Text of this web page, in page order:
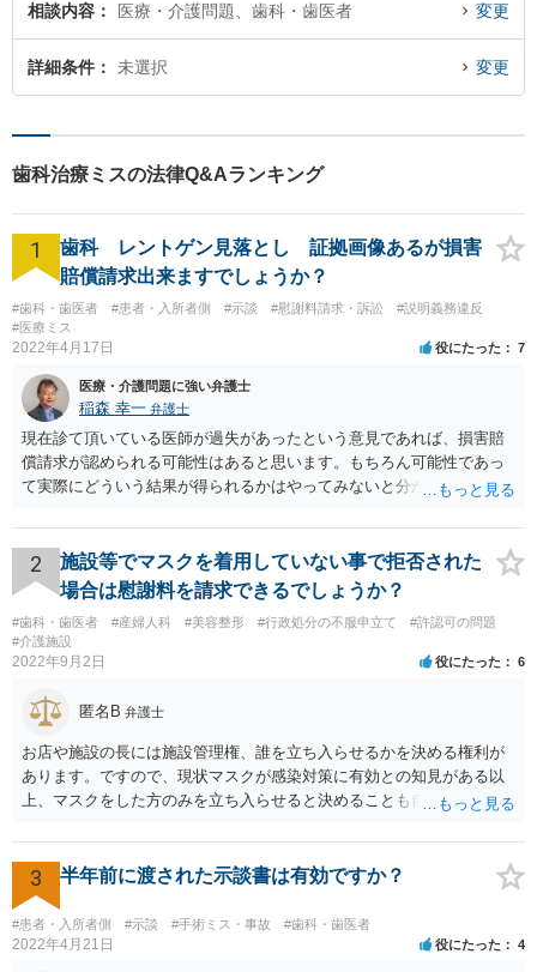
相談内容 医療・介護問題、歯科・歯医者 変更
詳細条件 未選択 変更
歯科治療ミスの法律Q&Aランキング
1
歯科 レントゲン見落とし 証拠画像あるが損害
賠償請求出来ますでしょうか？
#歯科・歯医者 #患者・入所者側 #示談 #慰謝料請求・訴訟
#説明義務違反
#医療ミス
2022年4月17日 役にたった 7
医療・介護問題に強い弁護士
稲森 幸一 弁護士
現在診て頂いている医師が過失があったという意見であれば、損害賠
償請求が認められる可能性はあると思います。もちろん可能性であっ
て実際にどういう結果が得られるかはやってみないと分かりません
療費や精神的苦痛を受けた分の慰謝料や仕事に影響があれば休業損害
などが考えられます。 頑張ってください。
2
施設等でマスクを着用していない事で拒否された
場合は慰謝料を請求できるでしょうか？
#歯科・歯医者 #産婦人科 #美容整形 #行政処分の不服申立て
#許認可の問題
#介護施設
2022年9月2日 役にたった 6
匿名B 弁護士
お店や施設の長には施設管理権、誰を立ち入らせるかを決める権利が
あります。ですので、現状マスクが感染対策に有効との知見がある以
上、マスクをした方のみを立ち入らせると決めることも自由であり、
など公益的な側面のある業種ですと、公衆浴場法など各種業法で定め
られた理由以外での利用拒否は禁止されていますし、公の施設でもマ
スクなしだけでの利用拒否は問題となりえますが、民間のお店に対し
ては慰謝料の請求は認められないと考えられます。
3 半年前に渡された示談書は有効ですか？
#患者・入所者側 #示談 #手術ミス・事故 #歯科・歯医者
2022年4月21日 役にたった 4